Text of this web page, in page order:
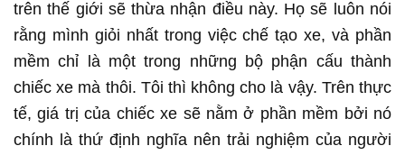
trên thế giới sẽ thừa nhận điều này. Họ sẽ luôn nói
rằng mình giỏi nhất trong việc chế tạo xe, và phần
mềm chỉ là một trong những bộ phận cấu thành
chiếc xe mà thôi. Tôi thì không cho là vậy. Trên thực
tế, giá trị của chiếc xe sẽ nằm ở phần mềm bởi nó
chính là thứ định nghĩa nên trải nghiệm của người